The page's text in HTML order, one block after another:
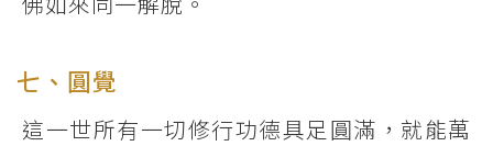
七、圓覺
這一世所有一切修行功德具足圓滿，就能萬